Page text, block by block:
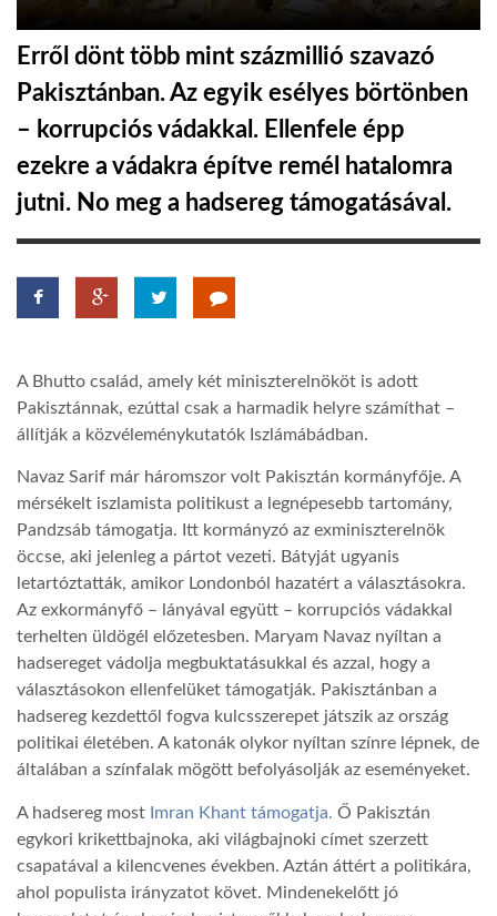
GLOBOTV BP
HÍR3D
TROPICALMAGAZIN
AFRIKA TUDÁSTÁR
A NAP SZÉPE
LINKTR.EE
GLOBOZSARU
DOBRAVERO.HU
Erről dönt több mint százmillió szavazó
Pakisztánban. Az egyik esélyes börtönben
– korrupciós vádakkal. Ellenfele épp
ezekre a vádakra építve remél hatalomra
jutni. No meg a hadsereg támogatásával.
A Bhutto család, amely két miniszterelnököt is adott
Pakisztánnak, ezúttal csak a harmadik helyre számíthat –
állítják a közvéleménykutatók Iszlámábádban.
Navaz Sarif már háromszor volt Pakisztán kormányfője. A
mérsékelt iszlamista politikust a legnépesebb tartomány,
Pandzsáb támogatja. Itt kormányzó az exminiszterelnök
öccse, aki jelenleg a pártot vezeti. Bátyját ugyanis
letartóztatták, amikor Londonból hazatért a választásokra.
Az exkormányfő – lányával együtt – korrupciós vádakkal
terhelten üldögél előzetesben. Maryam Navaz nyíltan a
hadsereget vádolja megbuktatásukkal és azzal, hogy a
választásokon ellenfelüket támogatják. Pakisztánban a
hadsereg kezdettől fogva kulcsszerepet játszik az ország
politikai életében. A katonák olykor nyíltan színre lépnek, de
általában a színfalak mögött befolyásolják az eseményeket.
A hadsereg most Imran Khant támogatja. Ő Pakisztán
egykori krikettbajnoka, aki világbajnoki címet szerzett
csapatával a kilencvenes években. Aztán áttért a politikára,
ahol populista irányzatot követ. Mindenekelőtt jó